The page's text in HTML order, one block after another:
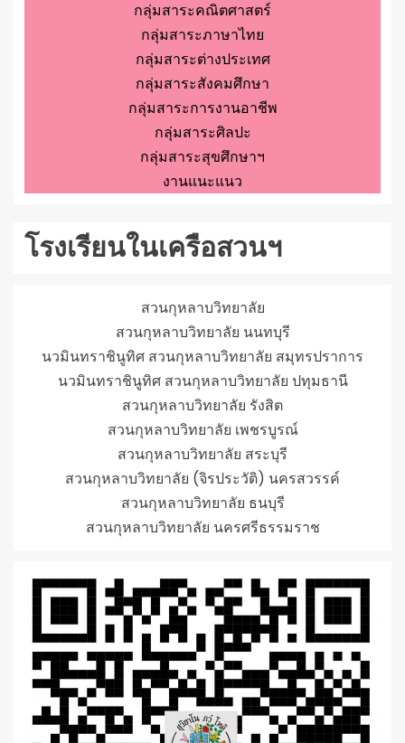
กลุ่มสาระคณิตศาสตร์
กลุ่มสาระภาษาไทย
กลุ่มสาระต่างประเทศ
กลุ่มสาระสังคมศึกษา
กลุ่มสาระการงานอาชีพ
กลุ่มสาระศิลปะ
กลุ่มสาระสุขศึกษาฯ
งานแนะแนว
โรงเรียนในเครือสวนฯ
สวนกุหลาบวิทยาลัย
สวนกุหลาบวิทยาลัย นนทบุรี
นวมินทราชินูทิศ สวนกุหลาบวิทยาลัย สมุทรปราการ
นวมินทราชินูทิศ สวนกุหลาบวิทยาลัย ปทุมธานี
สวนกุหลาบวิทยาลัย รังสิต
สวนกุหลาบวิทยาลัย เพชรบูรณ์
สวนกุหลาบวิทยาลัย สระบุรี
สวนกุหลาบวิทยาลัย (จิรประวัติ) นครสวรรค์
สวนกุหลาบวิทยาลัย ธนบุรี
สวนกุหลาบวิทยาลัย นครศรีธรรมราช